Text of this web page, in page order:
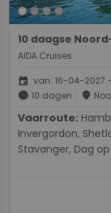
10 daagse
AIDA Cruises
event van: 16-04-2027
schedule 10 dagen place
Vaarroute:
Invergordon,
Stavanger, Dag